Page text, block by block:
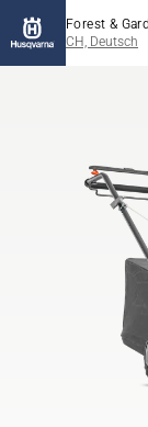
Forest &
CH, Deutsch